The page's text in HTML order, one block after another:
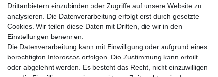
Abonnieren
** Hierbei handelt es sich um ein Pflichtfeld.
Widerrufs­recht Widerrufs­formular Impressum
Drittanbietern einzubinden oder Zugriffe auf unsere Website zu
analysieren. Die Datenverarbeitung erfolgt erst durch gesetzte
Cookies. Wir teilen diese Daten mit Dritten, die wir in den
Einstellungen benennen.
Die Datenverarbeitung kann mit Einwilligung oder aufgrund eines
berechtigten Interesses erfolgen. Die Zustimmung kann erteilt
oder abgelehnt werden. Es besteht das Recht, nicht einzuwilligen